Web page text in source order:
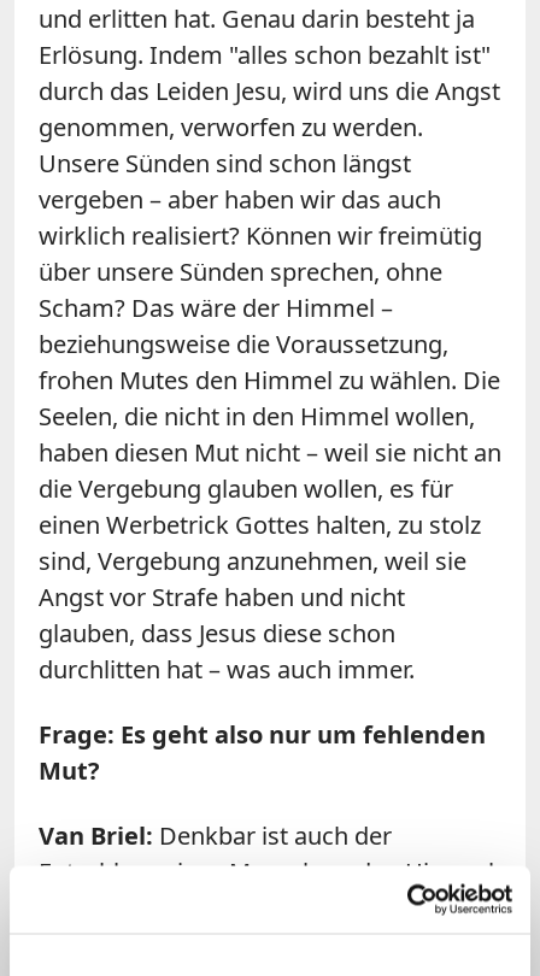
und erlitten hat. Genau darin besteht ja
Erlösung. Indem "alles schon bezahlt ist"
durch das Leiden Jesu, wird uns die Angst
genommen, verworfen zu werden.
Unsere Sünden sind schon längst
vergeben – aber haben wir das auch
wirklich realisiert? Können wir freimütig
über unsere Sünden sprechen, ohne
Scham? Das wäre der Himmel –
beziehungsweise die Voraussetzung,
frohen Mutes den Himmel zu wählen. Die
Seelen, die nicht in den Himmel wollen,
haben diesen Mut nicht – weil sie nicht an
die Vergebung glauben wollen, es für
einen Werbetrick Gottes halten, zu stolz
sind, Vergebung anzunehmen, weil sie
Angst vor Strafe haben und nicht
glauben, dass Jesus diese schon
durchlitten hat – was auch immer.
Frage: Es geht also nur um fehlenden
Mut?
Van Briel: Denkbar ist auch der
Entschluss eines Menschen, den Himmel
nicht zu wollen, weil ihm ein Detail nicht